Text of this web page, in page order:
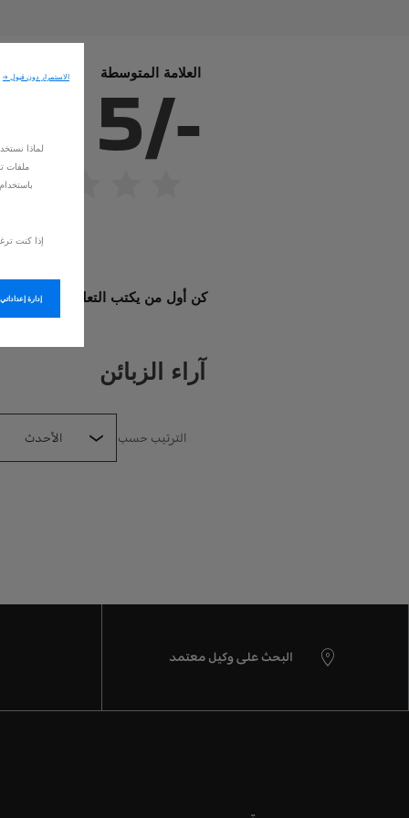
العلامة المتوسطة
-
/
5
كن أول من يكتب التعليق
آراء الزبائن
الترتيب حسب
البحث على وكيل معتمد
الاستمرار دون قبول →
لماذا
ملفات
إذا كنت
إدارة إعداداتي